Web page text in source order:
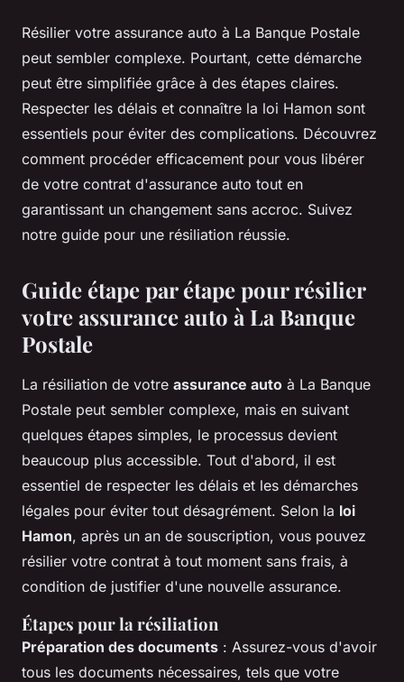
Résilier votre assurance auto à La Banque Postale
peut sembler complexe. Pourtant, cette démarche
peut être simplifiée grâce à des étapes claires.
Respecter les délais et connaître la loi Hamon sont
essentiels pour éviter des complications. Découvrez
comment procéder efficacement pour vous libérer
de votre contrat d'assurance auto tout en
garantissant un changement sans accroc. Suivez
notre guide pour une résiliation réussie.
Guide étape par étape pour résilier
votre assurance auto à La Banque
Postale
La résiliation de votre assurance auto à La Banque
Postale peut sembler complexe, mais en suivant
quelques étapes simples, le processus devient
beaucoup plus accessible. Tout d'abord, il est
essentiel de respecter les délais et les démarches
légales pour éviter tout désagrément. Selon la loi
Hamon, après un an de souscription, vous pouvez
résilier votre contrat à tout moment sans frais, à
condition de justifier d'une nouvelle assurance.
Étapes pour la résiliation
Préparation des documents : Assurez-vous d'avoir
tous les documents nécessaires, tels que votre